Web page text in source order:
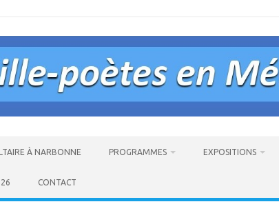
À NARBONNE PROGRAMMES EXPOSITIONS
CONTACT